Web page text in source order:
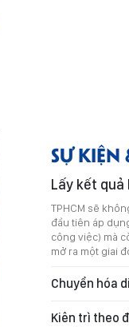
SỰ
Lấy kết quả
TPHCM sẽ
đầu tiên áp
công việc) mà
mở ra một giai
Chuyển hóa
Kiên trì theo